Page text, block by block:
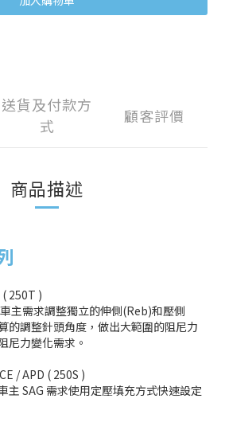
送貨及付款方
式
顧客評價
商品描述
250T )
需求調整獨立的伸側(Reb)和壓側
的調整針頭角度，做出大範圍的阻尼力
尼力變化需求。
/ APD ( 250S )
SAG 需求使用定壓填充方式快速設定